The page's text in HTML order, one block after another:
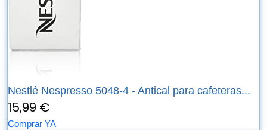
Nestlé Nespresso 5048-4 - Antical para cafeteras...
15,99 €
Comprar YA